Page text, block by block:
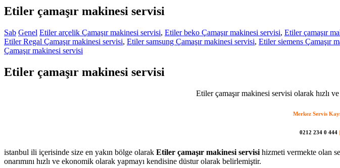
Etiler çamaşır makinesi servisi
Sab Genel Etiler arçelik Çamaşır makinesi servisi, Etiler beko Çamaşır makinesi servisi, Etiler çamaşır
Etiler Regal Çamaşır makinesi servisi, Etiler samsung Çamaşır makinesi servisi, Etiler siemens Çamaşır
Çamaşır makinesi servisi
Etiler çamaşır makinesi servisi
Etiler çamaşır makinesi servisi olarak hızlı
Merkez Servis
0212 234 0 444 |
istanbul ili içerisinde size en yakın bölge olarak Etiler çamaşır makinesi servisi hizmeti vermekte olan
onarımını hızlı ve ekonomik olarak yapmayı kendisine düstur olarak belirlemiştir.